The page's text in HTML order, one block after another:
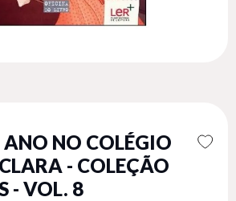
NO COLÉGIO
- COLEÇÃO
- VOL. 8